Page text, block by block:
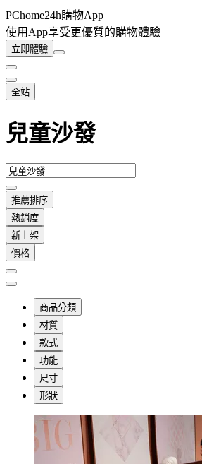
PChome24h購物App
使用App享受更優質的購物體驗
立即體驗
全站
兒童沙發
推薦排序
熱銷度
新上架
價格
商品分類
材質
款式
功能
尺寸
形狀